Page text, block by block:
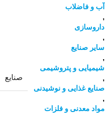
صنایع
آب و فاضلاب
,
داروسازی
,
سایر صنایع
,
شیمیایی و پتروشیمی
,
صنایع غذایی و نوشیدنی
,
مواد معدنی و فلزات